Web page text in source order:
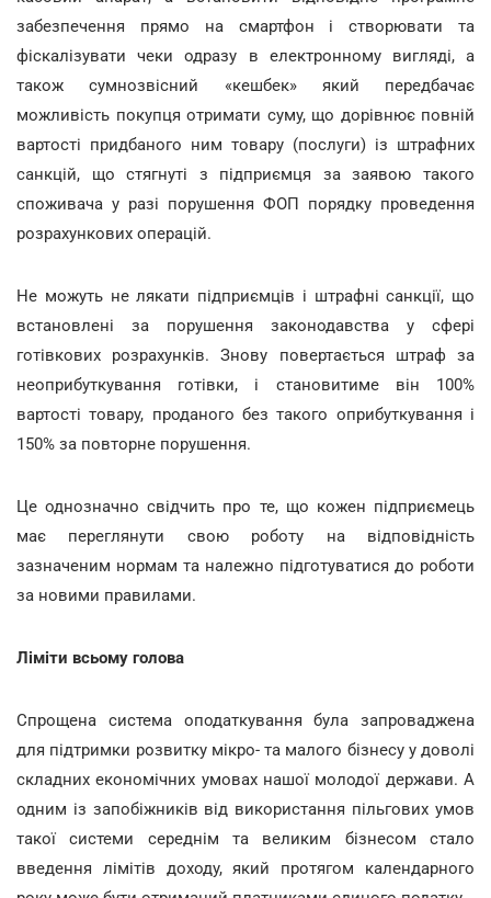
забезпечення прямо на смартфон і створювати та
фіскалізувати чеки одразу в електронному вигляді, а
також сумнозвісний «кешбек» який передбачає
можливість покупця отримати суму, що дорівнює повній
вартості придбаного ним товару (послуги) із штрафних
санкцій, що стягнуті з підприємця за заявою такого
споживача у разі порушення ФОП порядку проведення
розрахункових операцій.
Не можуть не лякати підприємців і штрафні санкції, що
встановлені за порушення законодавства у сфері
готівкових розрахунків. Знову повертається штраф за
неоприбуткування готівки, і становитиме він 100%
вартості товару, проданого без такого оприбуткування і
150% за повторне порушення.
Це однозначно свідчить про те, що кожен підприємець
має переглянути свою роботу на відповідність
зазначеним нормам та належно підготуватися до роботи
за новими правилами.
Ліміти всьому голова
Спрощена система оподаткування була запроваджена
для підтримки розвитку мікро- та малого бізнесу у доволі
складних економічних умовах нашої молодої держави. А
одним із запобіжників від використання пільгових умов
такої системи середнім та великим бізнесом стало
введення лімітів доходу, який протягом календарного